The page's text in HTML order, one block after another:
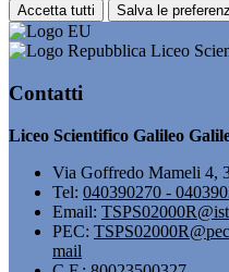
Accetta tutti Salva le
Liceo
Contatti
Liceo Scientifico Galileo
Via Goffredo Mameli 4,
Tel: 040390270 -
Email:
PEC:
mail